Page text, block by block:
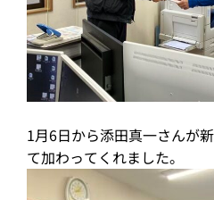
1月6日から添田真一さんが
て加わってくれました。